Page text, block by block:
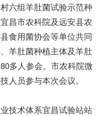
六组羊肚菌试验示范种
昌市农科院及远安县农
食用菌协会等单位共同
羊肚菌种植主体及羊肚
多人参会。市农科院微
人员参与本次会议。
技术体系宜昌试验站站